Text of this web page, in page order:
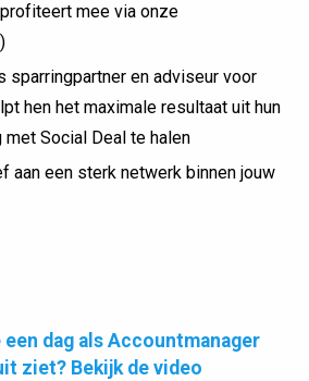
mee via onze
sparringpartner en adviseur voor
hen het maximale resultaat uit hun
met Social Deal te halen
aan een sterk netwerk binnen jouw
dag als Accountmanager
ziet? Bekijk de video